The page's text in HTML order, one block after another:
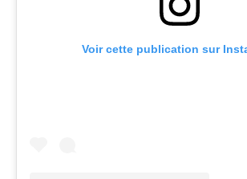
Voir cette publication sur